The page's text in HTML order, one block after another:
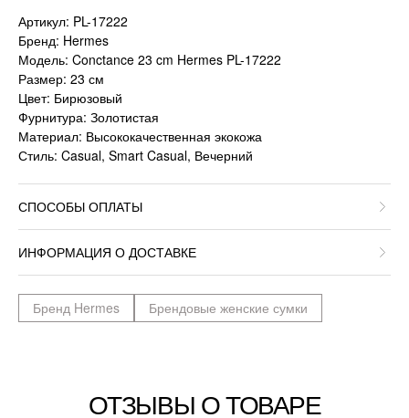
Артикул: PL-17222
Бренд: Hermes
Модель: Conctance 23 cm Hermes PL-17222
Размер: 23 см
Цвет: Бирюзовый
Фурнитура: Золотистая
Материал: Высококачественная экокожа
Стиль: Casual, Smart Casual, Вечерний
СПОСОБЫ ОПЛАТЫ
ИНФОРМАЦИЯ О ДОСТАВКЕ
Бренд Hermes Брендовые женские сумки
ОТЗЫВЫ О ТОВАРЕ